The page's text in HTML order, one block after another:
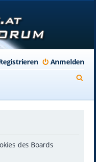
Anmelden
des Boards